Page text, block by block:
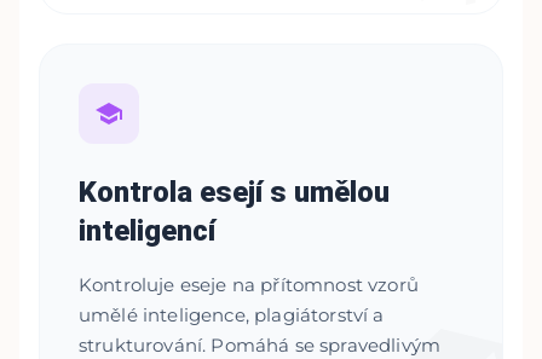
Kontrola esejí s umělou
inteligencí
Kontroluje eseje na přítomnost vzorů
umělé inteligence, plagiátorství a
strukturování. Pomáhá se spravedlivým